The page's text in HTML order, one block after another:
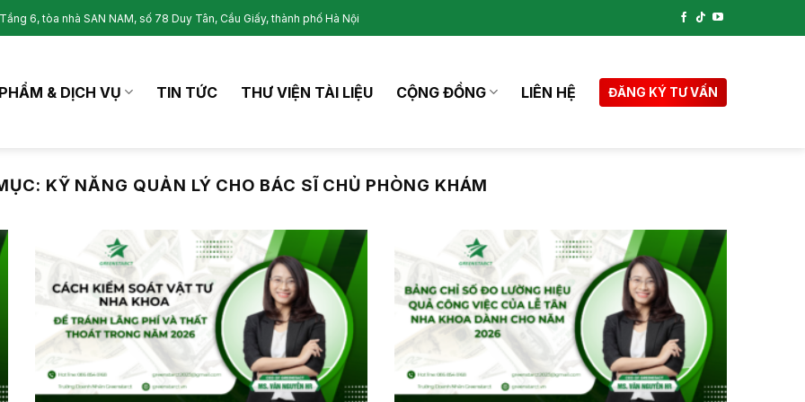
6, tòa nhà SAN NAM, số 78 Duy Tân, Cầu Giấy, thành phố Hà Nội
& DỊCH VỤ TIN TỨC THƯ VIỆN TÀI LIỆU CỘNG ĐỒNG LIÊN HỆ ĐĂNG KÝ TƯ VẤN
KỸ NĂNG QUẢN LÝ CHO BÁC SĨ CHỦ PHÒNG KHÁM